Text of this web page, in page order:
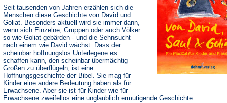
Seit tausenden von Jahren erzählen sich die
Menschen diese Geschichte von David und
Goliat. Besonders aktuell wird sie immer dann,
wenn sich Einzelne, Gruppen oder auch Völker
so wie Goliat gebärden - und die Sehnsucht
nach einem wie David wächst. Dass der
scheinbar hoffnungslos Unterlegene es
schaffen kann, den scheinbar übermächtig
Großen zu überflügeln, ist eine
Hoffnungsgeschichte der Bibel. Sie mag für
Kinder eine andere Bedeutung haben als für
Erwachsene. Aber sie ist für Kinder wie für
Erwachsene zweifellos eine unglaublich ermutigende Geschichte.